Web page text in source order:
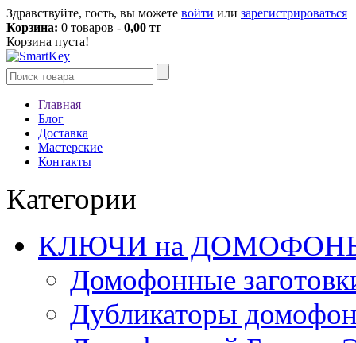
Здравствуйте, гость, вы можете войти или зарегистрироваться
Корзина: 0 товаров - 0,00 тг
Корзина пуста!
Главная
Блог
Доставка
Мастерские
Контакты
Категории
КЛЮЧИ на
Домофонные
Дубликаторы